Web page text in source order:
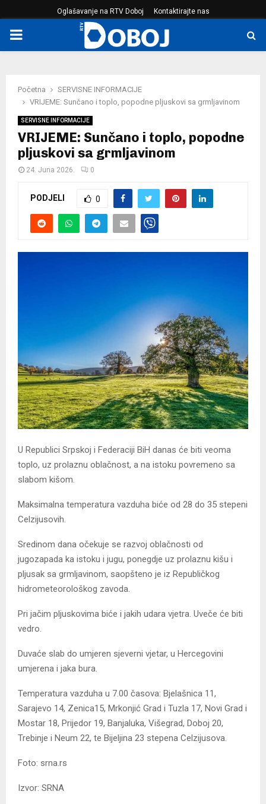
Oglašavanje na RTV Doboj Kontaktirajte nas
PRIMARY
Početna
SERVISNE INFORMACIJE
VRIJEME: Sunčano i toplo, popodne pljuskovi sa grmljavinom
SERVISNE INFORMACIJE
VRIJEME: Sunčano i toplo, popodne
pljuskovi sa grmljavinom
24. Juna 2026. 0
PODJELI 0
U Republici Srpskoj i Federaciji BiH danas će biti veoma
toplo, uz prolaznu oblačnost, a na istoku povremeno sa
slabom kišom.
Maksimalna temperatura vazduha biće od 28 do 35 stepeni
Celzijusovih.
Sredinom dana očekuje se razvoj oblačnosti od
jugozapada ka istoku i jugu, ponegdje uz prolaznu kišu i
pljusak sa grmljavinom, saopšteno je iz Republičkog
hidrometeorološkog zavoda.
Pri jačim pljuskovima biće i jakih udara vjetra. Uveče će biti
vedro.
Duvaće slab do umjeren sjeverni vjetar, u Hercegovini
umjerena i jaka bura.
Temperatura vazduha u 7.00 časova: Bjelašnica 11,
Sarajevo 14, Zenica15, Mrkonjić Grad i Tuzla 17, Novi Grad i
Mostar 18, Prijedor 19, Banjaluka, Višegrad, Doboj 20,
Trebinje i Neum 22, te Bijeljina 23 stepena Celzijusova.
Foto: srna.rs
Izvor: SRNA